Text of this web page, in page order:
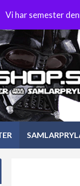
Vi har semester
30 dagar